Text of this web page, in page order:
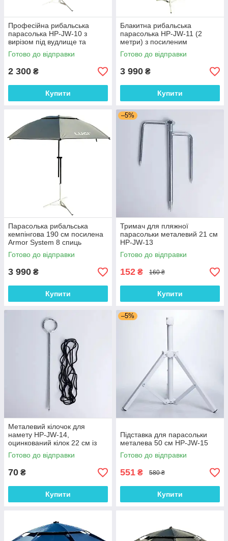
Професійна рибальська
парасолька HP-JW-10 з
вирізом під вудлище та
пружинним нахилом купола
(190 см, захист від УФ)
Готово до відправки
2 300 ₴
Купити
Блакитна рибальська
парасолька HP-JW-11 (2
метри) з посиленим
каркасом, нахилом купола та
УФ-захистом
Готово до відправки
3 990 ₴
Купити
Парасолька рибальська
кемпінгова 190 см посилена
Armor System 8 спиць
виносна стійка Side Pole UV-
захист Black Vinyl
Готово до відправки
3 990 ₴
Купити
–5%
Тримач для пляжної
парасольки металевий 21 см
HP-JW-13
Готово до відправки
152 ₴ 160 ₴
Купити
Металевий кілочок для
намету HP-JW-14,
оцинкований кілок 22 см із
вітрозахисним гачком
Готово до відправки
70 ₴
Купити
–5%
Підставка для парасольки
металева 50 см HP-JW-15
Готово до відправки
551 ₴ 580 ₴
Купити